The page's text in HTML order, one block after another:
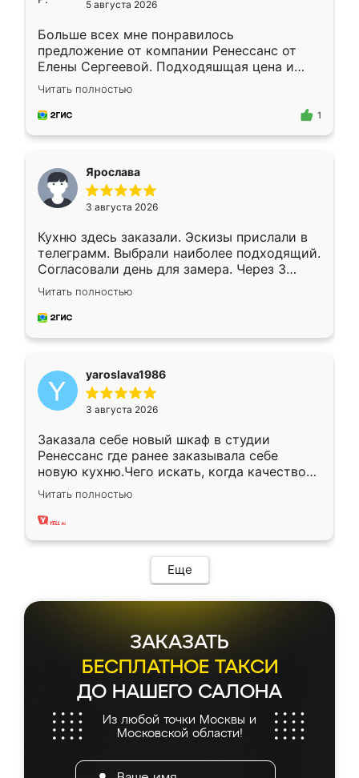
5 августа 2026
Больше всех мне понравилось
предложение от компании Ренессанс от
Елены Сергеевой. Подходяшщая цена и
короткие сроки изготовления. Приехавший
для замера сотрудник Владислав
предложил по моему эскизу самый
Читать полностью
1
Ярослава
3 августа 2026
Кухню здесь заказали. Эскизы прислали в
телеграмм. Выбрали наиболее подходящий.
Согласовали день для замера. Через 3
недели кухня была уже готова. Остались
довольны работой. Спасибо Ренессанс
мебель за качественную работу!
Читать полностью
yaroslava1986
3 августа 2026
Заказала себе новый шкаф в студии
Ренессанс где ранее заказывала себе
новую кухню.Чего искать, когда качеством
вполне довольна. Служит кухня уже почти
два года, нареканий нет.
Читать полностью
Еще
ЗАКАЗАТЬ
БЕСПЛАТНОЕ ТАКСИ
ДО НАШЕГО САЛОНА
Из любой точки Москвы и
Московской области!